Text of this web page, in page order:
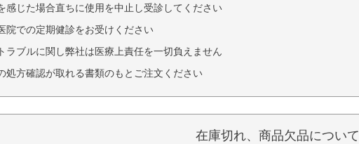
感じた場合直ちに使用を中止し受診してください
院での定期健診をお受けください
ラブルに関し弊社は医療上責任を一切負えません
処方確認が取れる書類のもとご注文ください
在庫切れ、商品欠品について